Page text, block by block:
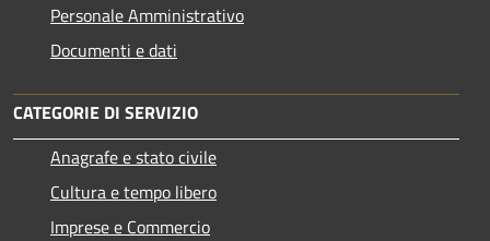
Personale Amministrativo
Documenti e dati
CATEGORIE DI SERVIZIO
Anagrafe e stato civile
Cultura e tempo libero
Imprese e Commercio